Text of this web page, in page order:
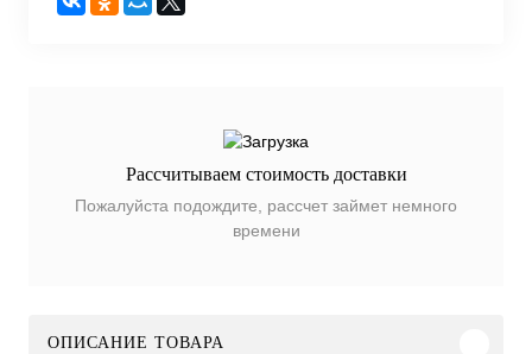
Рассчитываем стоимость доставки
Пожалуйста подождите, рассчет займет немного
времени
ОПИСАНИЕ ТОВАРА